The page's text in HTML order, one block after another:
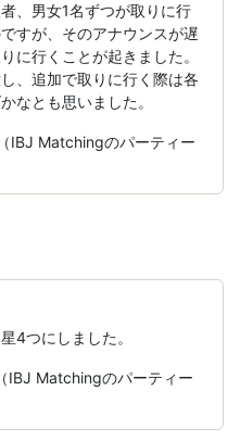
、男女1名ずつが取りに行
すが、そのアナウンスが遅
に行くことが起きました。
、追加で取りに行く際は各
なとも思いました。
IBJ Matchingのパーティー
4つにしました。
Matchingのパーティー